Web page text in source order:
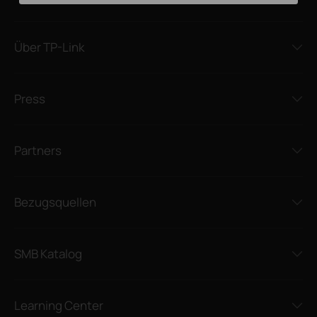
Über TP-Link
Press
Partners
Bezugsquellen
SMB Katalog
Learning Center